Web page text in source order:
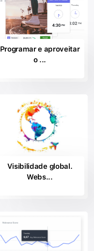
Programar e aproveitar
o ...
Visibilidade global.
Webs...